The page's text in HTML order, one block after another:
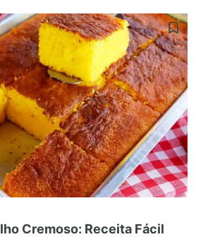
Cremoso: Receita Fácil